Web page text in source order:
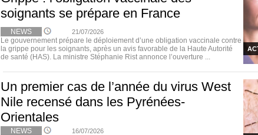
soignants se prépare en France
NEWS 21/07/2026
Le gouvernement prépare le déploiement d’une obligation vaccinale contre
la grippe pour les soignants, après un avis favorable de la Haute Autorité
de santé (HAS). La ministre Stéphanie Rist annonce l’ouverture ...
Un premier cas de l’année du virus West
Nile recensé dans les Pyrénées-
Orientales
NEWS 16/07/2026